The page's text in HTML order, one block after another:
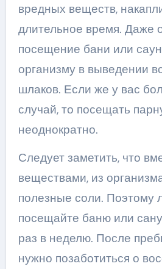
вредных веществ,
длительное время. Даже
посещение бани или
организму в выведении
шлаков. Если же у вас
случай, то посещать
неоднократно.
Следует заметить, что
веществами, из
полезные соли. Поэтому
посещайте баню или
раз в неделю. После
нужно позаботиться о